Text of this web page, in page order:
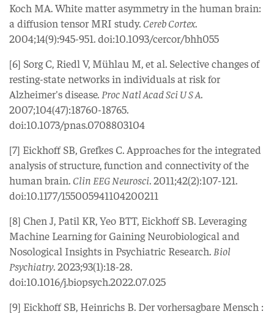
Koch MA. White matter asymmetry in the human brain:
a diffusion tensor MRI study.Cereb Cortex.
2004;14(9):945-951. doi:10.1093/cercor/bhh055
[6] Sorg C, Riedl V, Mühlau M, et al. Selective changes of
resting-state networks in individuals at risk for
Alzheimer's disease. Proc Natl Acad Sci U S A.
2007;104(47):18760-18765.
doi:10.1073/pnas.0708803104
[7] Eickhoff SB, Grefkes C. Approaches for the integrated
analysis of structure, function and connectivity of the
human brain.Clin EEG Neurosci. 2011;42(2):107-121.
doi:10.1177/155005941104200211
[8] Chen J, Patil KR, Yeo BTT, Eickhoff SB. Leveraging
Machine Learning for Gaining Neurobiological and
Nosological Insights in Psychiatric Research. Biol
Psychiatry. 2023;93(1):18-28.
doi:10.1016/j.biopsych.2022.07.025
[9] Eickhoff SB, Heinrichs B. Der vorhersagbare Mensch :